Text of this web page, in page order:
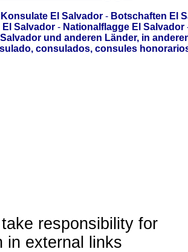
Konsulate El Salvador - Botschaften El
El Salvador - Nationalflagge El Salvador
und anderen Länder, in
consulados, consules
responsibility for
in external links